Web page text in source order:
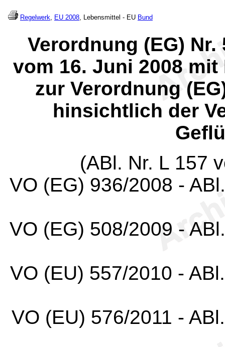
Regelwerk, EU 2008, Lebensmittel - EU Bund
Verordnung (EG)
vom 16. Juni 2008
zur Verordnung
hinsichtlich der
(ABl. Nr. L 157
VO (EG) 936/2008 -
VO (EG) 508/2009 -
VO (EU) 557/2010 -
VO (EU) 576/2011 -